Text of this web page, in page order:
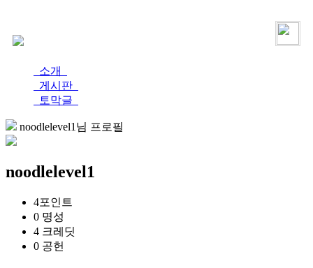
소개
게시판
토막글
noodlelevel1님 프로필
noodlelevel1
4포인트
0 명성
4 크레딧
0 공헌